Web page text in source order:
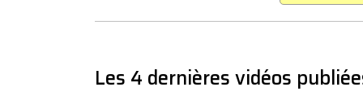
Les 4 dernières vidéos